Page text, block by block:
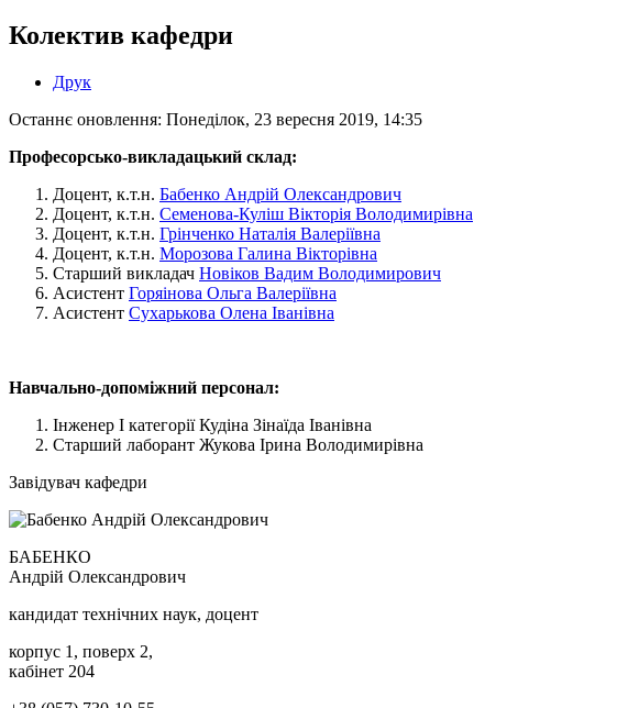
Колектив кафедри
Друк
Останнє оновлення: Понеділок, 23 вересня 2019, 14:35
Професорсько-викладацький склад:
Доцент, к.т.н. Бабенко Андрій Олександрович
Доцент, к.т.н. Семенова-Куліш Вікторія Володимирівна
Доцент, к.т.н. Грінченко Наталія Валеріївна
Доцент, к.т.н. Морозова Галина Вікторівна
Старший викладач Новіков Вадим Володимирович
Асистент Горяінова Ольга Валеріївна
Асистент Сухарькова Олена Іванівна
Навчально-допоміжний персонал:
Інженер І категорії Кудіна Зінаїда Іванівна
Старший лаборант Жукова Ірина Володимирівна
Завідувач кафедри
БАБЕНКО
Андрій Олександрович
кандидат технічних наук, доцент
корпус 1, поверх 2,
кабінет 204